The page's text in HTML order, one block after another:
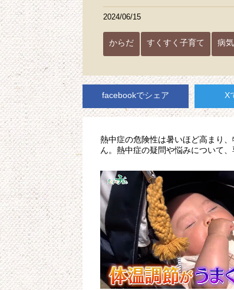
2024/06/15
からだ すくすく子育て 病
facebookでシェア X
熱中症の危険性は暑いほど高まり
ん。熱中症の疑問や悩みについて